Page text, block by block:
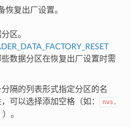
恢复出厂设置。
区。
数据分区在恢复出厂设置时需
隔的列表形式指定分区的名
可以选择添加空格（如：
nvs,
）。